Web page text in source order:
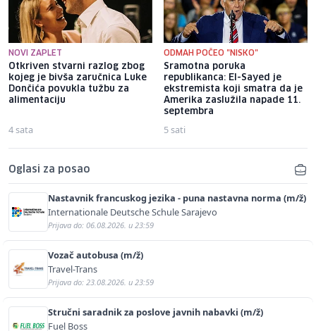
NOVI ZAPLET
Otkriven stvarni razlog zbog
kojeg je bivša zaručnica Luke
Dončića povukla tužbu za
alimentaciju
4 sata
ODMAH POČEO "NISKO"
Sramotna poruka
republikanca: El-Sayed je
ekstremista koji smatra da je
Amerika zaslužila napade 11.
septembra
5 sati
Oglasi za posao
Nastavnik francuskog jezika - puna nastavna norma (m/ž)
Internationale Deutsche Schule Sarajevo
Prijava do: 06.08.2026. u 23:59
Vozač autobusa (m/ž)
Travel-Trans
Prijava do: 23.08.2026. u 23:59
Stručni saradnik za poslove javnih nabavki (m/ž)
Fuel Boss